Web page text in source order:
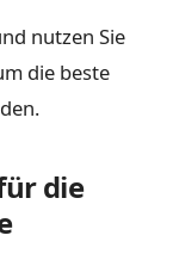
nutzen Sie
die beste
die